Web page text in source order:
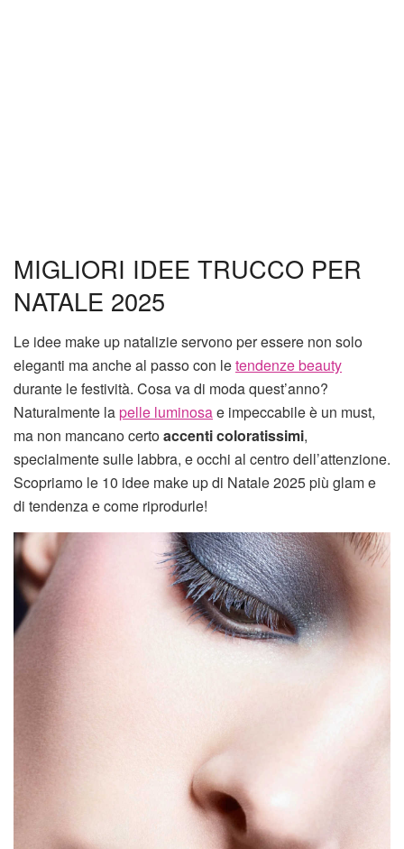
MIGLIORI IDEE TRUCCO PER
NATALE 2025
Le idee make up natalizie servono per essere non solo
eleganti ma anche al passo con letendenze beauty
durante le festività. Cosa va di moda quest’anno?
Naturalmente lapelle luminosae impeccabile è un must,
ma non mancano certoaccenti coloratissimi,
specialmente sulle labbra, e occhi al centro dell’attenzione.
Scopriamo le 10 idee make up di Natale 2025 più glam e
di tendenza e come riprodurle!